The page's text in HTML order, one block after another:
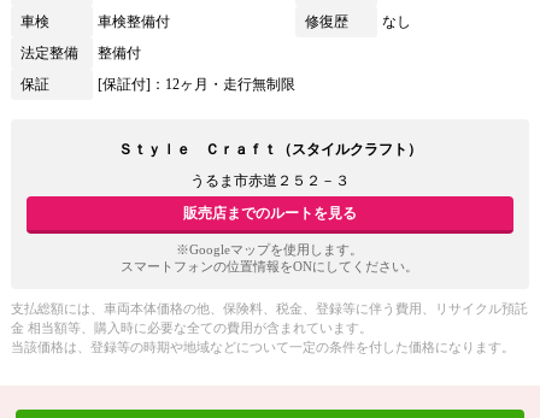
車検
車検整備付 修復歴
なし
法定整備
整備付
保証
[保証付]：12ヶ月・走行無制限
Ｓｔｙｌｅ Ｃｒａｆｔ（スタイルクラフト）
うるま市赤道２５２－３
販売店までのルートを見る
※Googleマップを使用します。
スマートフォンの位置情報をONにしてください。
支払総額には、車両本体価格の他、保険料、税金、登録等に伴う費用、リサイクル預託
金 相当額等、購入時に必要な全ての費用が含まれています。
当該価格は、登録等の時期や地域などについて一定の条件を付した価格になります。